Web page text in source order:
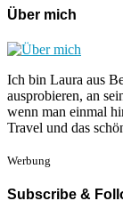
Über mich
Ich bin Laura aus
ausprobieren, an
wenn man einmal
Travel und das
Werbung
Subscribe &